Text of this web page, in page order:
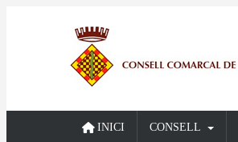
INICI CONSELL